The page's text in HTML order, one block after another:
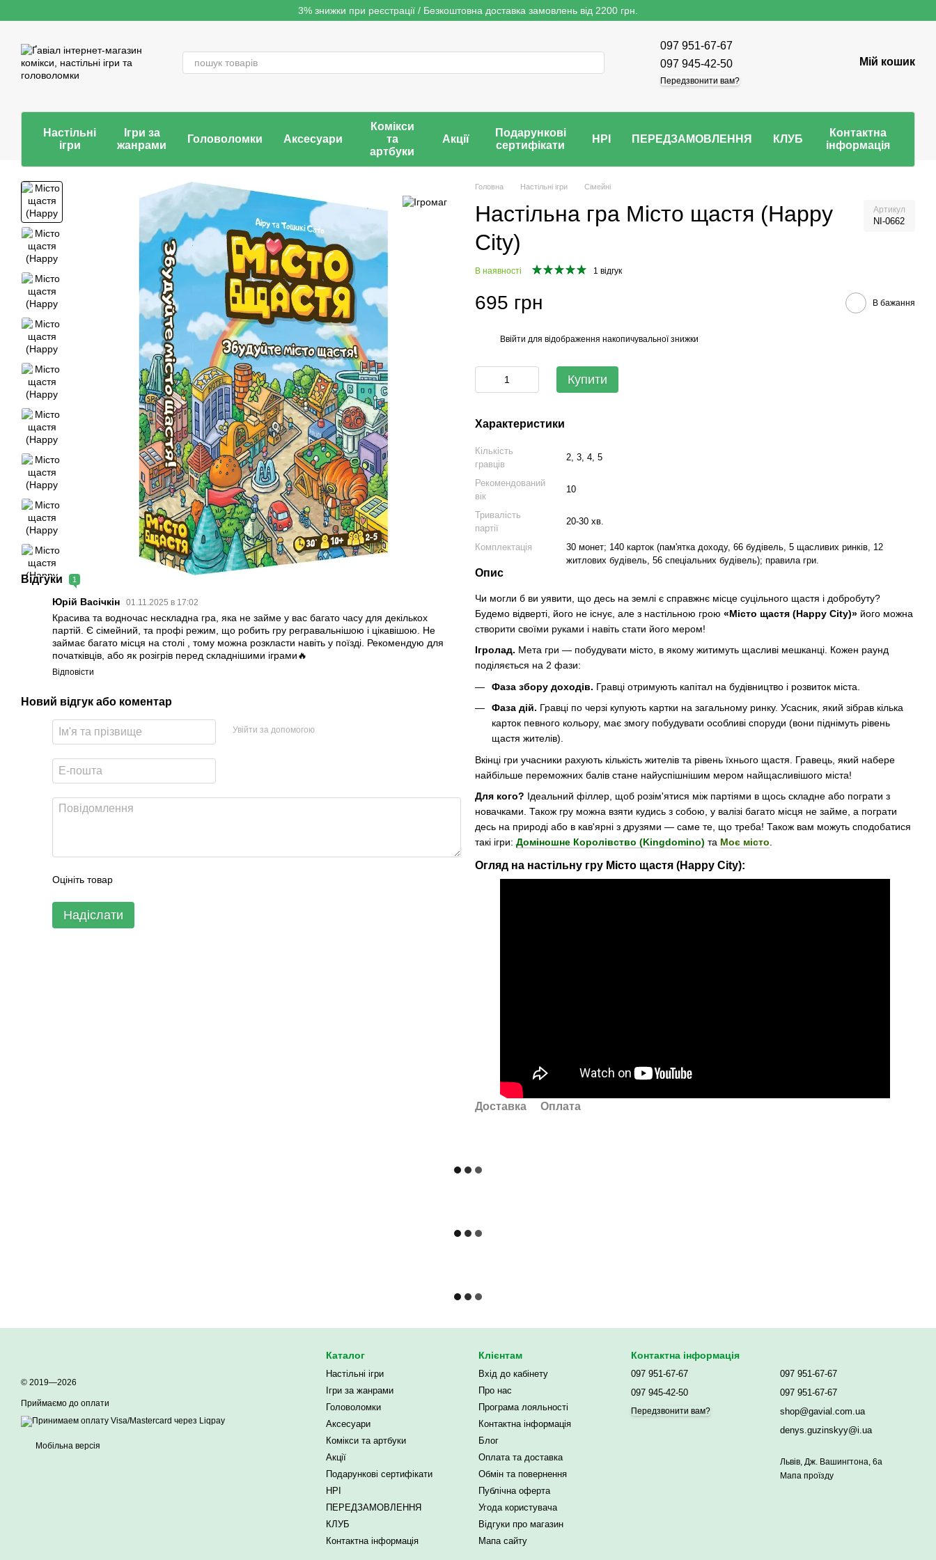
3% знижки при реєстрації / Безкоштовна доставка замовлень від 2200 грн.
097 951-67-67
097 945-42-50
Передзвонити вам?
Мій кошик
Настільні
ігри
Ігри за
жанрами
Головоломки Аксесуари
Комікси
та
артбуки
Акції
Подарункові
сертифікати
НРІ ПЕРЕДЗАМОВЛЕННЯ КЛУБ
Контактна
інформація
Відгуки 1
Юрій Васічкін 01.11.2025 в 17:02
Красива та водночас нескладна гра, яка не займе у вас багато часу для декількох
партій. Є сімейний, та профі режим, що робить гру регравальнішою і цікавішою. Не
займає багато місця на столі , тому можна розкласти навіть у поїзді. Рекомендую для
початківців, або як розігрів перед складнішими іграми🔥
Відповісти
Новий відгук або коментар
Увійти за допомогою
Оцініть товар
Надіслати
Головна Настільні ігри Сімейні
Настільна гра Місто щастя (Happy
City)
Артикул
NI-0662
В наявності 1 відгук
695 грн В бажання
Ввійти для відображення накопичувальної знижки
Купити
Характеристики
Кількість
гравців
2, 3, 4, 5
Рекомендований
вік
10
Тривалість
партії
20-30 хв.
Комплектація
30 монет; 140 карток (пам'ятка доходу, 66 будівель, 5 щасливих ринків, 12
житлових будівель, 56 спеціальних будівель); правила гри.
Опис
Чи могли б ви уявити, що десь на землі є справжнє місце суцільного щастя і добробуту?
Будемо відверті, його не існує, але з настільною грою «Місто щастя (Happy City)» його можна
створити своїми руками і навіть стати його мером!
Ігролад. Мета гри — побудувати місто, в якому житимуть щасливі мешканці. Кожен раунд
поділяється на 2 фази:
Фаза збору доходів. Гравці отримують капітал на будівництво і розвиток міста.
Фаза дій. Гравці по черзі купують картки на загальному ринку. Усасник, який зібрав кілька
карток певного кольору, має змогу побудувати особливі споруди (вони піднімуть рівень
щастя жителів).
Вкінці гри учасники рахують кількість жителів та рівень їхнього щастя. Гравець, який набере
найбільше переможних балів стане найуспішнішим мером найщасливішого міста!
Для кого? Ідеальний філлер, щоб розім'ятися між партіями в щось складне або пограти з
новачками. Також гру можна взяти кудись з собою, у валізі багато місця не займе, а пограти
десь на природі або в кав'ярні з друзями — саме те, що треба! Також вам можуть сподобатися
такі ігри: Доміношне Королівство (Kingdomino) та Моє місто
Огляд на настільну гру Місто щастя (Happy City):
Доставка Оплата
© 2019—2026
Приймаємо до оплати
Мобільна версія
Каталог
Настільні ігри
Ігри за жанрами
Головоломки
Аксесуари
Комікси та артбуки
Акції
Подарункові сертифікати
НРІ
ПЕРЕДЗАМОВЛЕННЯ
КЛУБ
Контактна інформація
Клієнтам
Вхід до кабінету
Про нас
Програма лояльності
Контактна інформація
Блог
Оплата та доставка
Обмін та повернення
Публічна оферта
Угода користувача
Відгуки про магазин
Мапа сайту
Контактна інформація
097 951-67-67
097 945-42-50
Передзвонити вам?
097 951-67-67
097 951-67-67
shop@gavial.com.ua
denys.guzinskyy@i.ua
Львів, Дж. Вашингтона, 6а
Мапа проїзду